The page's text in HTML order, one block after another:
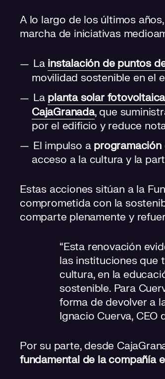
A lo largo de los últimos
marcha de iniciativas
La instalación de puntos
movilidad sostenible en el
La planta solar
CajaGranada, que
por el edificio y reduce
El impulso a programación
acceso a la cultura y la
Estas acciones sitúan a la
comprometida con la
comparte plenamente y
“Esta renovación
las instituciones que
cultura, en la
sostenible. Para
forma de devolver a
Ignacio Cuerva, CEO
Por su parte, desde
fundamental de la compañía